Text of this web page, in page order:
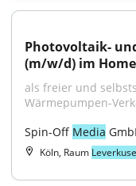
Photovoltaik-
(m/w/d) im
als freier und
Wärmepumpen-
Spin-Off Media
Köln, Raum